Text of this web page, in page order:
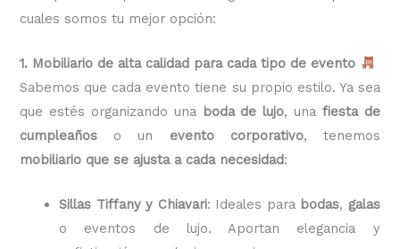
cuales somos tu mejor opción:
1. Mobiliario de alta calidad para cada tipo de evento
Sabemos que cada evento tiene su propio estilo. Ya sea
que estés organizando una boda de lujo, una fiesta de
cumpleaños o un evento corporativo, tenemos
mobiliario que se ajusta a cada necesidad:
Sillas Tiffany y Chiavari: Ideales para bodas, galas
o eventos de lujo. Aportan elegancia y